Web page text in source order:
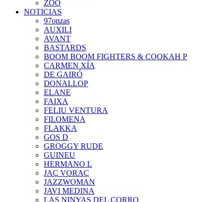
ZOO
NOTICIAS
97onzas
AUXILI
AVANT
BASTARDS
BOOM BOOM FIGHTERS & COOKAH P
CARMEN XÍA
DE GAIRÓ
DONALLOP
ELANE
FAIXA
FELIU VENTURA
FILOMENA
FLAKKA
GOS D
GROGGY RUDE
GUINEU
HERMANO L
JAÇ VORAÇ
JAZZWOMAN
JAVI MEDINA
LAS NINYAS DEL CORRO